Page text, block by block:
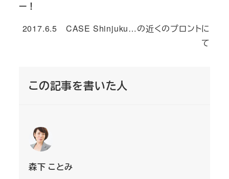
ー！
2017.6.5 CASE Shinjuku…の近くのプロントに
て
この記事を書いた人
森下 ことみ